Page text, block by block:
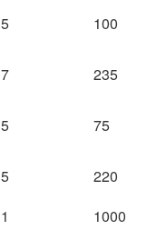
5
100
7
235
5
75
5
220
1 1000